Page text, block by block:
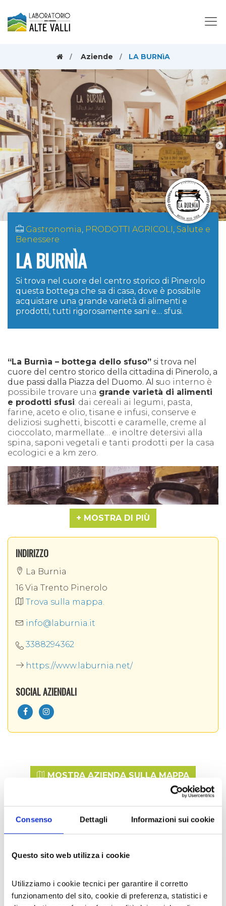
Consenso Dettagli Informazioni sui cookie
Questo sito web utilizza i cookie
Utilizziamo i cookie tecnici per garantire il corretto
funzionamento del sito, cookie di preferenza, statistici e
Aziende LA BURNìA
Gastronomia PRODOTTI AGRICOLI Salute e
Benessere
LA BURNÌA
Si trova nel cuore del centro storico di Pinerolo
questa bottega che sa di casa, dove è possibile
acquistare una grande varietà di alimenti e
prodotti, tutti rigorosamente sani e… sfusi.
“La Burnìa – bottega dello sfuso” si trova nel
cuore del centro storico della cittadina di Pinerolo, a
due passi dalla Piazza del Duomo. Al suo interno è
possibile trovare una grande varietà di alimenti
e prodotti sfusi: dai cereali ai legumi, pasta,
farine, aceto e olio, tisane e infusi, conserve e
deliziosi sughetti, biscotti e caramelle, creme al
cioccolato, marmellate… e inoltre detersivi alla
spina, saponi vegetali e tanti prodotti per la casa
ecologici e a km zero.
MOSTRA DI PIÙ
INDIRIZZO
La Burnia
16 Via Trento Pinerolo
Trova sulla mappa.
info@laburnia.it
3388294362
https://www.laburnia.net/
SOCIAL AZIENDALI
MOSTRA AZIENDA SULLA MAPPA
VEDI ANCHE